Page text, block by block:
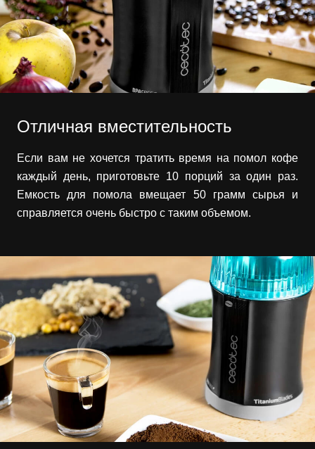
Отличная вместительность
Если вам не хочется тратить время на помол кофе
каждый день, приготовьте 10 порций за один раз.
Емкость для помола вмещает 50 грамм сырья и
справляется очень быстро с таким объемом.